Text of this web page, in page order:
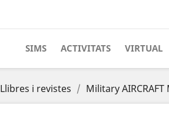
SIMS ACTIVITATS VIRTUAL
Llibres i revistes Military